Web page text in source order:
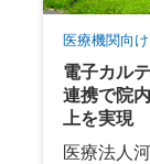
医療機関向
電子カル
連携で院
上を実現
医療法人